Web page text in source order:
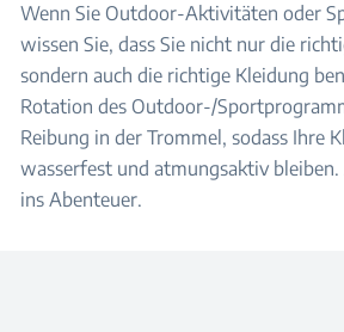
Wenn Sie Outdoor-Aktivitäten oder
wissen Sie, dass Sie nicht nur die
sondern auch die richtige Kleidung
Rotation des Outdoor-/
Reibung in der Trommel, sodass Ihre
wasserfest und atmungsaktiv
ins Abenteuer.